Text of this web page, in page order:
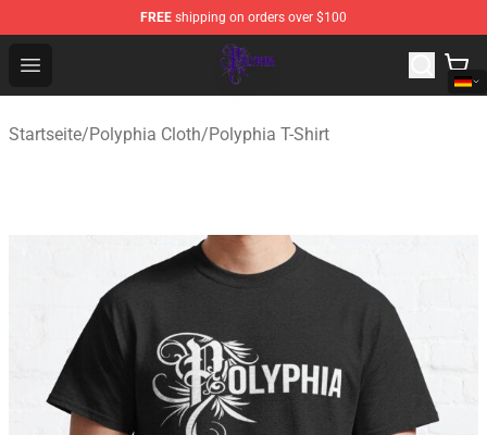
FREE shipping on orders over $100
Open menu
Polyphia Shop - Official Polyphia Merchandise Store
Startseite/Polyphia Cloth/Polyphia T-Shirt